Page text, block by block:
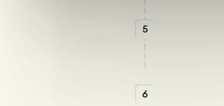
5
6